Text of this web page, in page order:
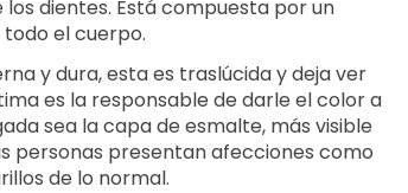
dientes. Está compuesta por un
el cuerpo.
y dura, esta es traslúcida y deja ver
es la responsable de darle el color a
sea la capa de esmalte, más visible
personas presentan afecciones como
de lo normal.